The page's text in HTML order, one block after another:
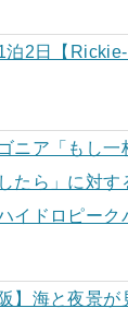
泊2日【
ニア「もし一
たら」に対す
イドロピー
阪】海と夜景